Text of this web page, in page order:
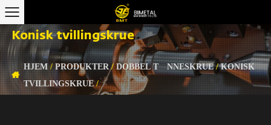
Konisk tvillingskrue
HJEM/PRODUKTER /DOBBEL TØNNESKRUE/KONISK
TVILLINGSKRUE/